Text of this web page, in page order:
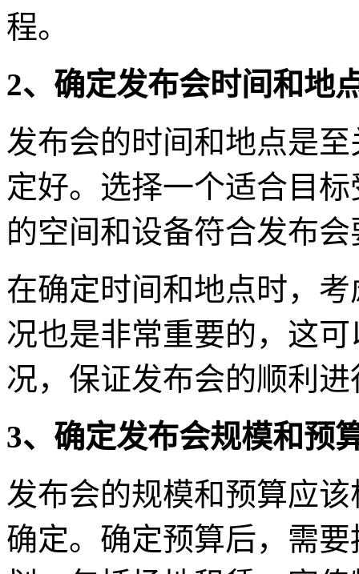
程。
2、确定发布会时间和地
发布会的时间和地点是
定好。选择一个适合目
的空间和设备符合发布
在确定时间和地点时，
况也是非常重要的，这
况，保证发布会的顺利进
3、确定发布会规模和预
发布会的规模和预算应
确定。确定预算后，需